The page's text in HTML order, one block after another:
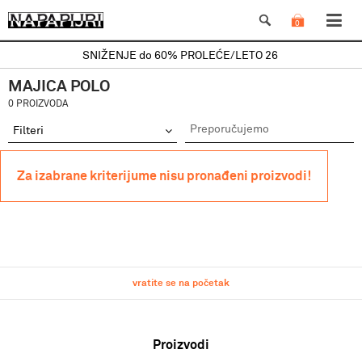
0
SNIŽENJE do 60% PROLEĆE/LETO 26
Filteri
MAJICA POLO
0 PROIZVODA
Za izabrane kriterijume nisu pronađeni proizvodi!
vratite se na početak
Proizvodi